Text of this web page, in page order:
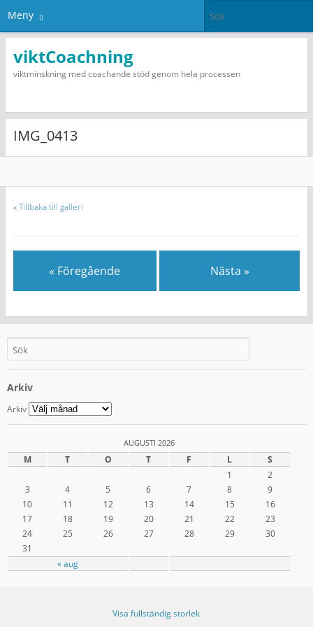
Meny
viktCoachning
viktminskning med coachande stöd genom hela processen
IMG_0413
«Tillbaka till galleri
« Föregående Nästa »
Arkiv
Arkiv
AUGUSTI 2026
M T O T F L S
« aug
1
2
3
4 5 6 7 8
9
10
11 12 13 14 15
16
17
18 19 20 21 22
23
24
25 26 27 28 29
30
31
Visa fullständig storlek